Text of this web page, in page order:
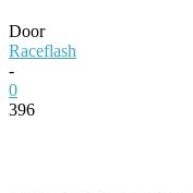
Door
Raceflash
-
0
396